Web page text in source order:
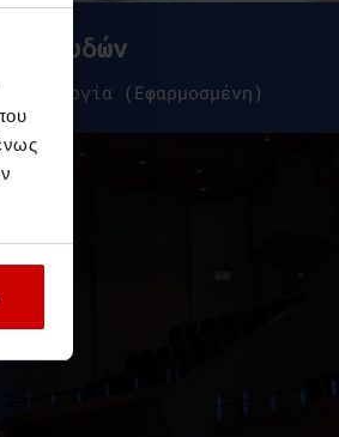
Σπουδών
(Εφαρμοσμένη)